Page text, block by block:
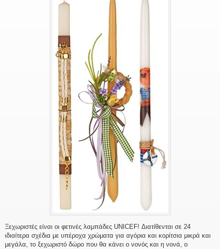
Ξεχωριστές είναι οι φετινές λαμπάδες UNICEF! Διατίθενται σε 24
ιδιαίτερα σχέδια με υπέροχα χρώματα για αγόρια και κορίτσια μικρά και
μεγάλα, το ξεχωριστό δώρο που θα κάνει ο νονός και η νονά, ο